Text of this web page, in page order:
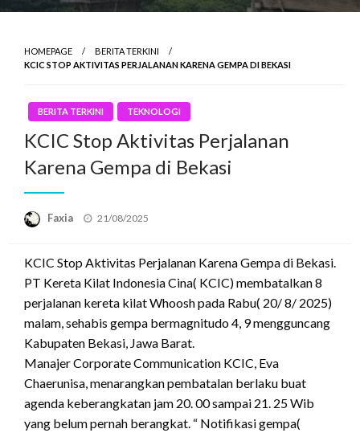
HOMEPAGE
BERITA TERKINI
KCIC STOP AKTIVITAS PERJALANAN KARENA GEMPA DI BEKASI
BERITA TERKINI TEKNOLOGI
KCIC Stop Aktivitas Perjalanan
Karena Gempa di Bekasi
Faxia
Posted
21/08/2025
KCIC Stop Aktivitas Perjalanan Karena Gempa di Bekasi.
PT Kereta Kilat Indonesia Cina( KCIC) membatalkan 8
perjalanan kereta kilat Whoosh pada Rabu( 20/ 8/ 2025)
malam, sehabis gempa bermagnitudo 4, 9 mengguncang
Kabupaten Bekasi, Jawa Barat.
Manajer Corporate Communication KCIC, Eva
Chaerunisa, menarangkan pembatalan berlaku buat
agenda keberangkatan jam 20. 00 sampai 21. 25 Wib
yang belum pernah berangkat. “ Notifikasi gempa(